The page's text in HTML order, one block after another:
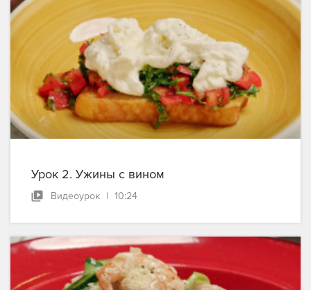
Урок 2. Ужины с вином
Видеоурок | 10:24